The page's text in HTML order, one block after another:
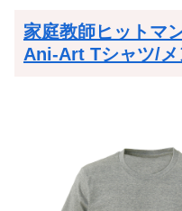
家庭教師ヒットマ
Ani-Art Tシャツ/